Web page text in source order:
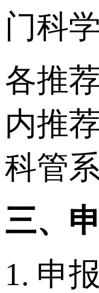
门科
各推
内推
科管
三、
1. 申